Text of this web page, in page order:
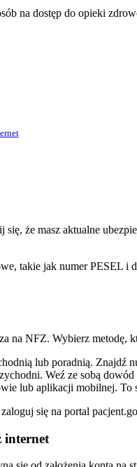
na dostęp do opieki
że masz aktualne
takie jak numer PESEL
na NFZ. Wybierz metodę,
lub poradnią. Znajdź
Weź ze sobą dowód
lub aplikacji mobilnej. To
się na portal
internet